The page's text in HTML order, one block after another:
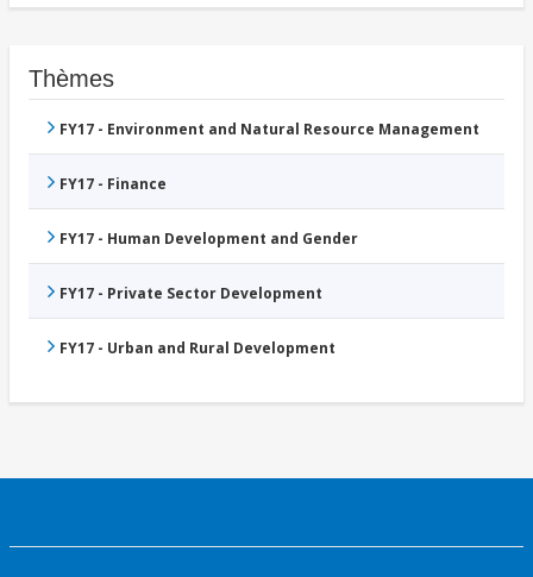
Thèmes
FY17 - Environment and Natural Resource Management
FY17 - Finance
FY17 - Human Development and Gender
FY17 - Private Sector Development
FY17 - Urban and Rural Development